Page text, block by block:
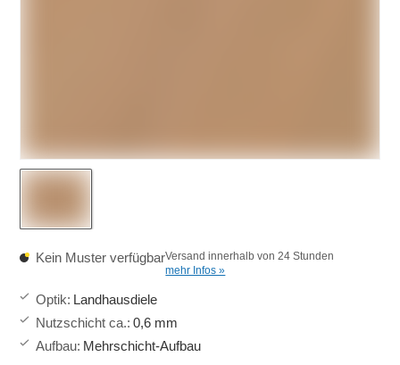
Kein Muster verfügbarVersand innerhalb von 24 Stunden
mehr Infos »
Optik: Landhausdiele
Nutzschicht ca.: 0,6 mm
Aufbau: Mehrschicht-Aufbau